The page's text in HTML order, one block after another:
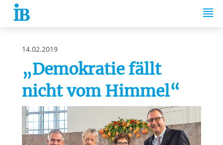
Springe zum Inhalt
14.02.2019
„Demokratie fällt
nicht vom Himmel“